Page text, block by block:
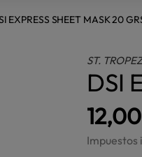
EXPRESS SHEET MASK 20
ST. TROPEZ
DSI
Impuestos